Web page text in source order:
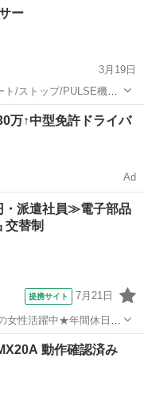
ー
3月19日
ト/ストップ/PULSE機能
能付きの蓋 ...
電 ブランド
万↑中型免許ドライバ
Ad
派遣社員≫電子部品
交替制
提携サイト 7月21日
女性活躍中★年間休日
仕事！日払い制度利用可
梨県中巨摩郡昭和町》
動作確認済み